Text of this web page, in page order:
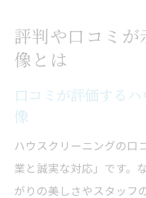
評判や口コミ
像とは
口コミが評価する
像
ハウスクリーニングの口
業と誠実な対応」です。
がりの美しさやスタッフ